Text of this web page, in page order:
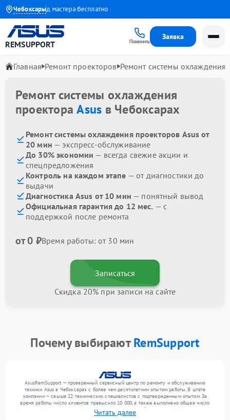
Чебоксары
Выезд мастера бесплатно
REMSUPPORT Позвонить
Заявка
Главная Ремонт проекторов Ремонт системы охлаждения
Ремонт системы охлаждения
проектораAsus в Чебоксарах
Ремонт системы охлаждения проекторов Asus от
20 мин — экспресс-обслуживание
До 30% экономии — всегда свежие акции и
спецпредложения
Контроль на каждом этапе — от диагностики до
выдачи
Диагностика Asus от 10 мин — понятный вывод
Официальная гарантия до 12 мес. — с
поддержкой после ремонта
от 0 ₽Время работы: от 30 мин
Записаться
Скидка 20% при записи на сайте
Почему выбираютRemSupport
AsusRemSupport — проверенный сервисный центр по ремонту и обслуживанию
техники Asus в Чебоксарах с более чем десятилетним опытом работы. В штате
компании — свыше 22 технических специалистов с подтвержденным опытом. За
время работы число клиентов превысило 10 000, а также выполнено общее число
ремонтов превысило 12 000. Ежемесячно в сервисный центр поступает более 300
обращений, включая , , . Мы выполняем ремонт различного уровня сложности и
Читать далее